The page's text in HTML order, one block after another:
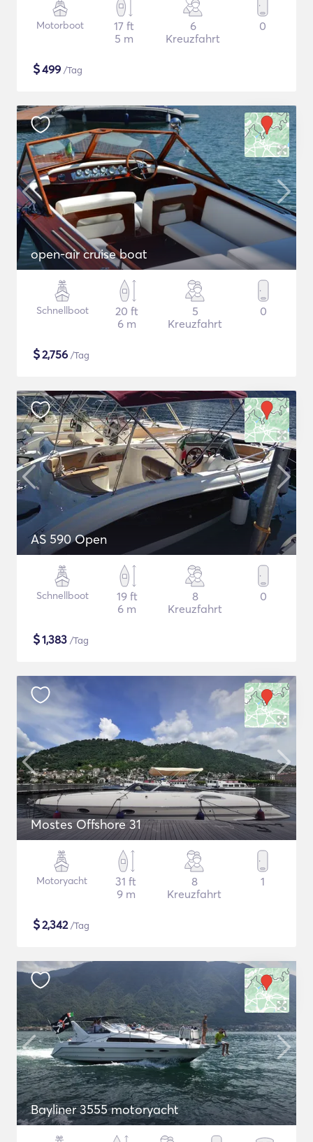
Motorboot
17 ft
5 m
6
Kreuzfahrt
0
$499 /Tag
open-air cruise boat
Schnellboot
20 ft
6 m
5
Kreuzfahrt
0
$2,756 /Tag
AS 590 Open
Schnellboot
19 ft
6 m
8
Kreuzfahrt
0
$1,383 /Tag
Mostes Offshore 31
Motoryacht
31 ft
9 m
8
Kreuzfahrt
1
$2,342/Tag
Bayliner 3555 motoryacht